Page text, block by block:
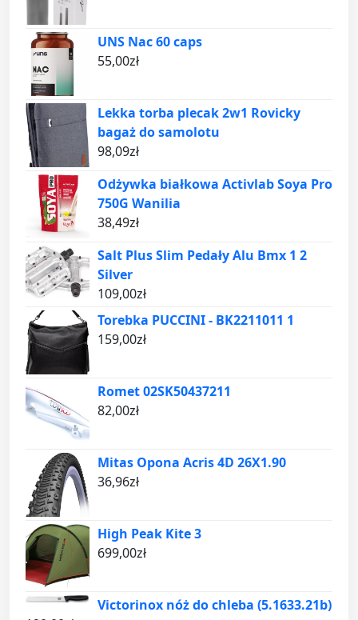
UNS Nac 60 caps
55,00zł
Lekka torba plecak 2w1 Rovicky
bagaż do samolotu
98,09zł
Odżywka białkowa Activlab Soya Pro
750G Wanilia
38,49zł
Salt Plus Slim Pedały Alu Bmx 1 2
Silver
109,00zł
Torebka PUCCINI - BK2211011 1
159,00zł
Romet 02SK50437211
82,00zł
Mitas Opona Acris 4D 26X1.90
36,96zł
High Peak Kite 3
699,00zł
Victorinox nóż do chleba (5.1633.21b)